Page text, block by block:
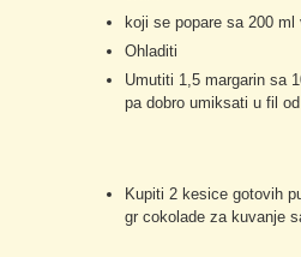
koji se popare sa 200 ml
Ohladiti
Umutiti 1,5 margarin sa
pa dobro umiksati u fil
Kupiti 2 kesice gotovih
gr cokolade za kuvanje